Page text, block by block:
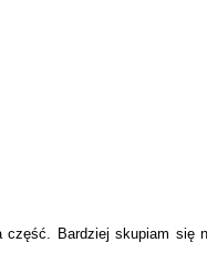
Bardziej skupiam się